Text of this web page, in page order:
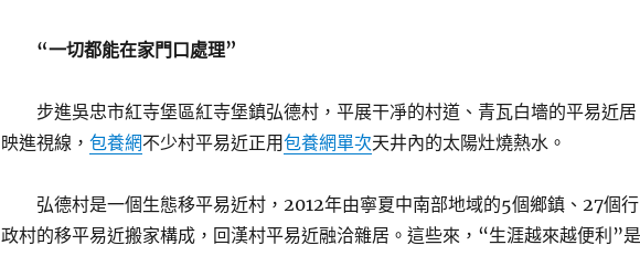
“一切都能在家門口處理”
步進吳忠市紅寺堡區紅寺堡鎮弘德村，平展干凈的村道、青瓦白墻的平易近居
映進視線， 包養網不少村平易近正用包養網單次天井內的太陽灶燒熱水。
弘德村是一個生態移平易近村，2012年由寧夏中南部地域的5個鄉鎮、27個行
政村的移平易近搬家構成，回漢村平易近融洽雜居。這些來，“生涯越來越便利”是